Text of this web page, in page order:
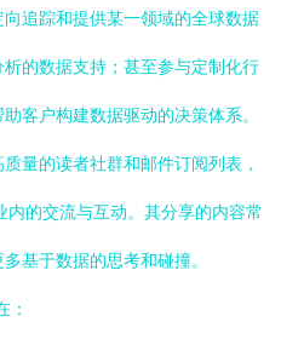
追踪和提供某一领域的全球数据
的数据支持；甚至参与定制化行
客户构建数据驱动的决策体系。
质量的读者社群和邮件订阅列表，
的交流与互动。其分享的内容常
基于数据的思考和碰撞。
：